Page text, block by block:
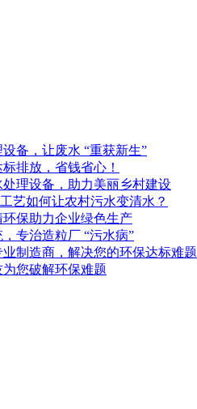
备，让废水 “重获新生”
排放，省钱省心！
理设备，助力美丽乡村建设
艺如何让农村污水变清水？
保助力企业绿色生产
专治造粒厂 “污水病”
制造商，解决您的环保达标难题
您破解环保难题